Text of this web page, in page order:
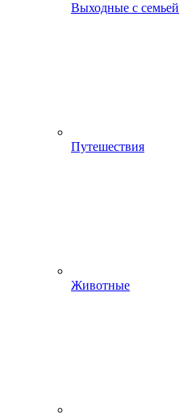
Выходные с семьей
Путешествия
Животные